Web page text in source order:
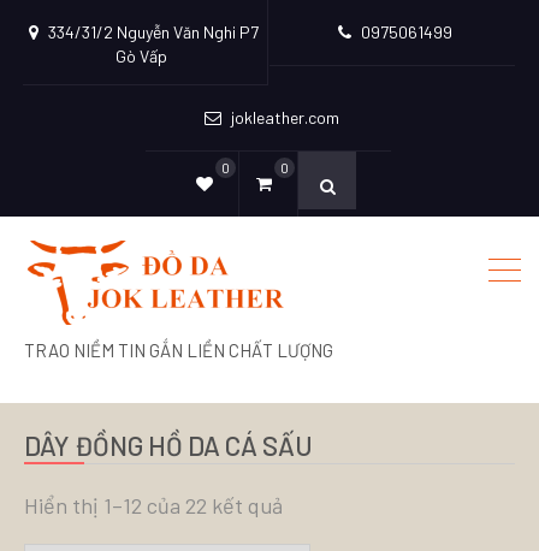
334/31/2 Nguyễn Văn Nghi P7
Gò Vấp
0975061499
jokleather.com
0 0
TRAO NIỀM TIN GẮN LIỀN CHẤT LƯỢNG
DÂY ĐỒNG HỒ DA CÁ SẤU
Hiển thị 1–12 của 22 kết quả